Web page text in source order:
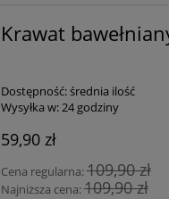
Krawat
Dostępność:średnia ilość
Wysyłka w:24 godziny
59,90 zł
Cena regularna:109,90 zł
Najniższa cena:109,90 zł